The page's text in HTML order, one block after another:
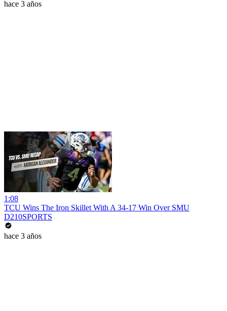
hace 3 años
1:08
TCU Wins The Iron Skillet With A 34-17 Win Over SMU
D210SPORTS
hace 3 años